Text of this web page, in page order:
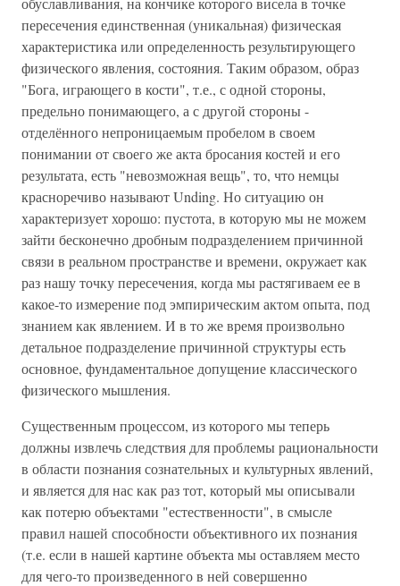
пересечения единственная (уникальная) физическая
характеристика или определенность результирующего
физического явления, состояния. Таким образом, образ
"Бога, играющего в кости", т.е., с одной стороны,
предельно понимающего, а с другой стороны -
отделённого непроницаемым пробелом в своем
понимании от своего же акта бросания костей и его
результата, есть "невозможная вещь", то, что немцы
красноречиво называют Unding. Но ситуацию он
характеризует хорошо: пустота, в которую мы не можем
зайти бесконечно дробным подразделением причинной
связи в реальном пространстве и времени, окружает как
раз нашу точку пересечения, когда мы растягиваем ее в
какое-то измерение под эмпирическим актом опыта, под
знанием как явлением. И в то же время произвольно
детальное подразделение причинной структуры есть
основное, фундаментальное допущение классического
физического мышления.
Существенным процессом, из которого мы теперь
должны извлечь следствия для проблемы рациональности
в области познания сознательных и культурных явлений,
и является для нас как раз тот, который мы описывали
как потерю объектами "естественности", в смысле
правил нашей способности объективного их познания
(т.е. если в нашей картине объекта мы оставляем место
для чего-то произведенного в ней совершенно